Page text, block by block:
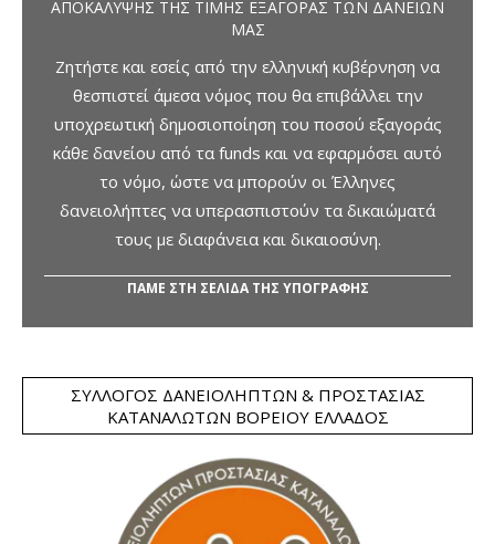
ΑΠΟΚΆΛΥΨΗΣ ΤΗΣ ΤΙΜΉΣ ΕΞΑΓΟΡΆΣ ΤΩΝ ΔΑΝΕΊΩΝ
ΜΑΣ
Ζητήστε και εσείς από την ελληνική κυβέρνηση να
θεσπιστεί άμεσα νόμος που θα επιβάλλει την
υποχρεωτική δημοσιοποίηση του ποσού εξαγοράς
κάθε δανείου από τα funds και να εφαρμόσει αυτό
το νόμο, ώστε να μπορούν οι Έλληνες
δανειολήπτες να υπερασπιστούν τα δικαιώματά
τους με διαφάνεια και δικαιοσύνη.
ΠΑΜΕ ΣΤΗ ΣΕΛΙΔΑ ΤΗΣ ΥΠΟΓΡΑΦΗΣ
ΣΎΛΛΟΓΟΣ ΔΑΝΕΙΟΛΗΠΤΏΝ & ΠΡΟΣΤΑΣΊΑΣ
ΚΑΤΑΝΑΛΩΤΏΝ ΒΟΡΕΊΟΥ ΕΛΛΆΔΟΣ